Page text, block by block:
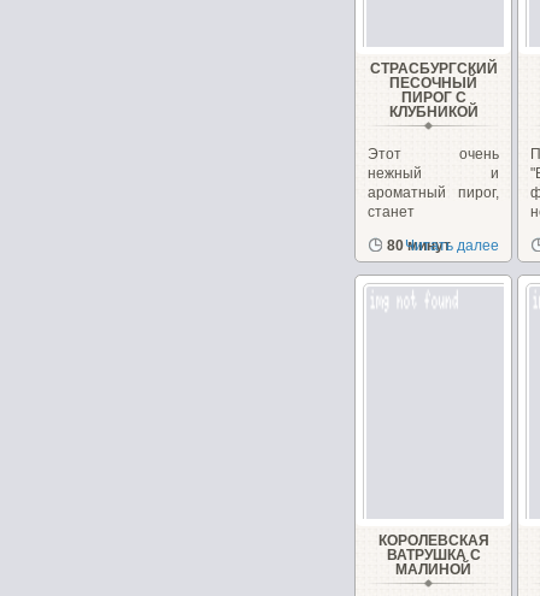
СТРАСБУРГСКИЙ
ПЕСОЧНЫЙ
ПИРОГ С
КЛУБНИКОЙ
Этот очень
нежный и
ароматный пирог,
станет
любого
стола....
80 минут
Читать далее
КОРОЛЕВСКАЯ
ВАТРУШКА С
МАЛИНОЙ